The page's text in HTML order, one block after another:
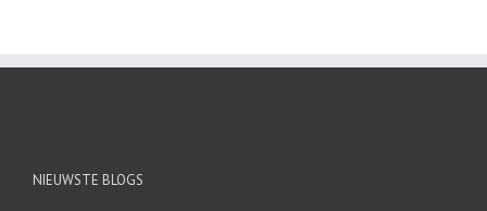
NIEUWSTE BLOGS